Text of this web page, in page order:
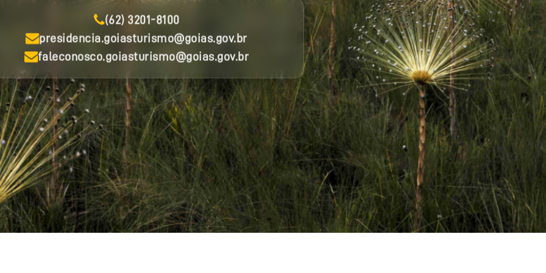
(62) 3201-8100
presidencia.goiasturismo@goias.gov.br
faleconosco.goiasturismo@goias.gov.br